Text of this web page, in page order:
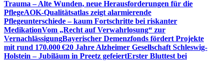
Trauma – Alte Wunden, neue Herausforderungen für die
PflegeAOK-Qualitätsatlas zeigt alarmierende
Pflegeunterschiede – kaum Fortschritte bei riskanter
MedikationVom „Recht auf Verwahrlosung“ zur
VernachlässigungBayerischer Demenzfonds fördert Projekte
mit rund 170.000 €20 Jahre Alzheimer Gesellschaft Schleswig-
Holstein – Jubiläum in Preetz gefeiertErster Bluttest bei